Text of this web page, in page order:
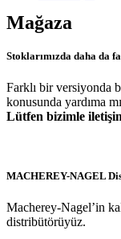
Mağaza
Stoklarımızda daha da
Farklı bir versiyonda
konusunda yardıma
Lütfen bizimle
MACHEREY-NAGEL
Macherey-Nagel’in
distribütörüyüz.